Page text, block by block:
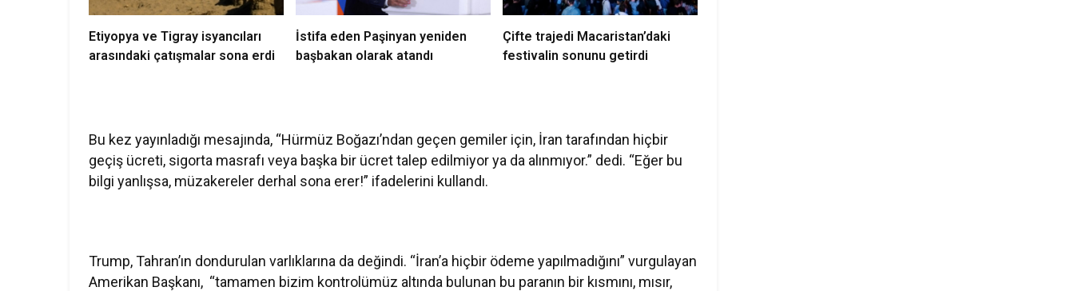
Etiyopya ve Tigray isyancıları
arasındaki çatışmalar sona erdi
İstifa eden Paşinyan yeniden
başbakan olarak atandı
Çifte trajedi Macaristan’daki
festivalin sonunu getirdi
Bu kez yayınladığı mesajında, “Hürmüz Boğazı’ndan geçen gemiler için, İran tarafından hiçbir
geçiş ücreti, sigorta masrafı veya başka bir ücret talep edilmiyor ya da alınmıyor.” dedi. “Eğer bu
bilgi yanlışsa, müzakereler derhal sona erer!” ifadelerini kullandı.
Trump, Tahran’ın dondurulan varlıklarına da değindi. “İran’a hiçbir ödeme yapılmadığını” vurgulayan
Amerikan Başkanı, “tamamen bizim kontrolümüz altında bulunan bu paranın bir kısmını, mısır,